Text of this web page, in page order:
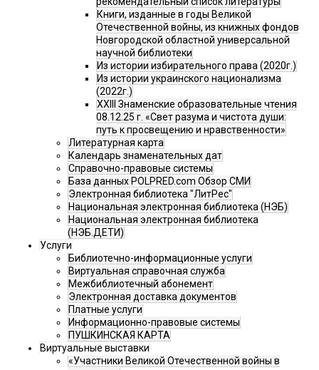
Книги, изданные в годы Великой
Отечественной войны, из книжных фондов
Новгородской областной универсальной
научной библиотеки
Из истории избирательного права (2020г.)
Из истории украинского национализма
(2022г.)
XXIII Знаменские образовательные чтения
08.12.25 г. «Свет разума и чистота души:
путь к просвещению и нравственности»
Литературная карта
Календарь знаменательных дат
Справочно-правовые системы
База данных POLPRED.com Обзор СМИ
Электронная библиотека "ЛитРес"
Национальная электронная библиотека (НЭБ)
Национальная электронная библиотека
(НЭБ.ДЕТИ)
Услуги
Библиотечно-информационные услуги
Виртуальная справочная служба
Межбиблиотечный абонемент
Электронная доставка документов
Платные услуги
Информационно-правовые системы
ПУШКИНСКАЯ КАРТА
Виртуальные выставки
«Участники Великой Отечественной войны в